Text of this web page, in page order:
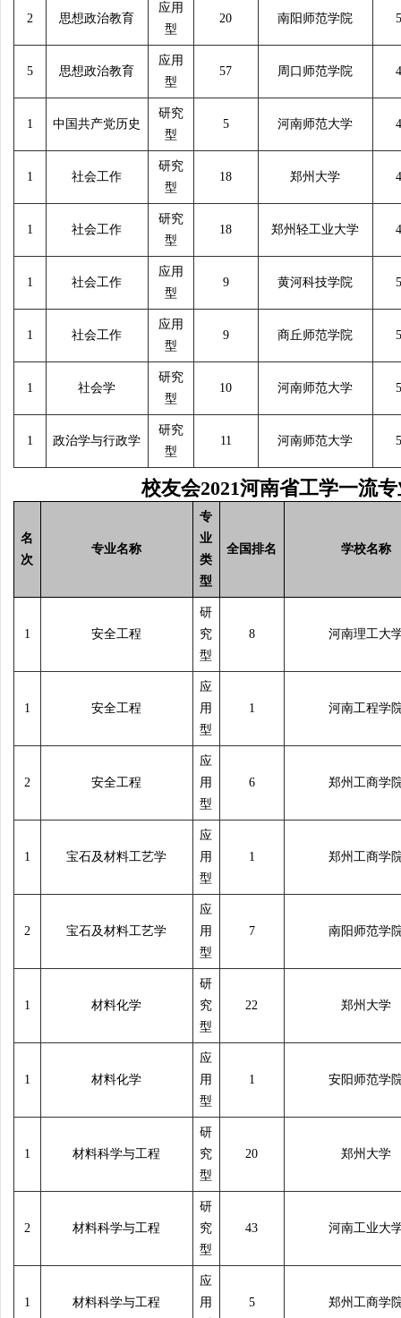
2 思想政治教育
应用
型
20 南阳师范学院
5 思想政治教育
应用
型
57 周口师范学院
1 中国共产党历史
研究
型
5 河南师范大学
1 社会工作
研究
型
18 郑州大学
1 社会工作
研究
型
18 郑州轻工业大学
1 社会工作
应用
型
9 黄河科技学院
1 社会工作
应用
型
9 商丘师范学院
1 社会学
研究
型
10 河南师范大学
1 政治学与行政学
研究
型
11 河南师范大学
校友会2021河南省工学一流
名
次
专业名称
专
业
类
型
全国排名 学校名称
1 安全工程
研
究
型
8 河南理工大
1 安全工程
应
用
型
1 河南工程学
2 安全工程
应
用
型
6 郑州工商学
1 宝石及材料工艺学
应
用
型
1 郑州工商学
2 宝石及材料工艺学
应
用
型
7 南阳师范学
1 材料化学
研
究
型
22 郑州大学
1 材料化学
应
用
型
1 安阳师范学
1 材料科学与工程
研
究
型
20 郑州大学
2 材料科学与工程
研
究
型
43 河南工业大
1 材料科学与工程
应
用
5 郑州工商学